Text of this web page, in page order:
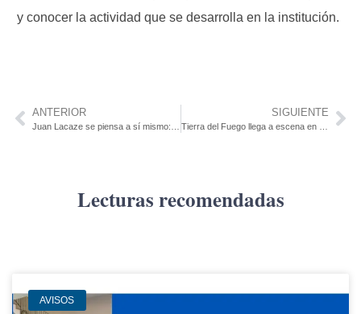
y conocer la actividad que se desarrolla en la institución.
ANTERIOR SIGUIENTE
Lecturas recomendadas
AVISOS